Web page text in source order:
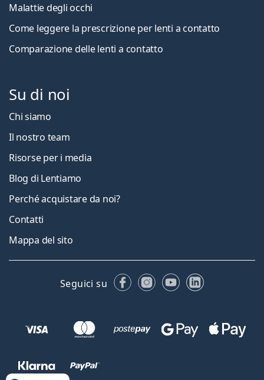
Malattie degli occhi
Come leggere la prescrizione per lenti a contatto
Comparazione delle lenti a contatto
Su di noi
Chi siamo
Il nostro team
Risorse per i media
Blog di Lentiamo
Perché acquistare da noi?
Contatti
Mappa del sito
Seguici su FacebookInstagram
YouTubeLinkedIn